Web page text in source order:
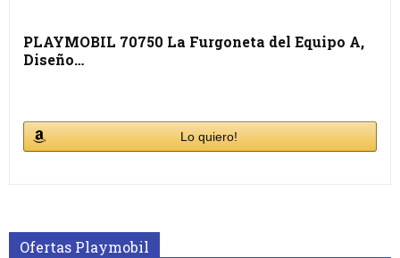
PLAYMOBIL 70750 La Furgoneta del Equipo A,
Diseño…
Lo quiero!
Ofertas Playmobil